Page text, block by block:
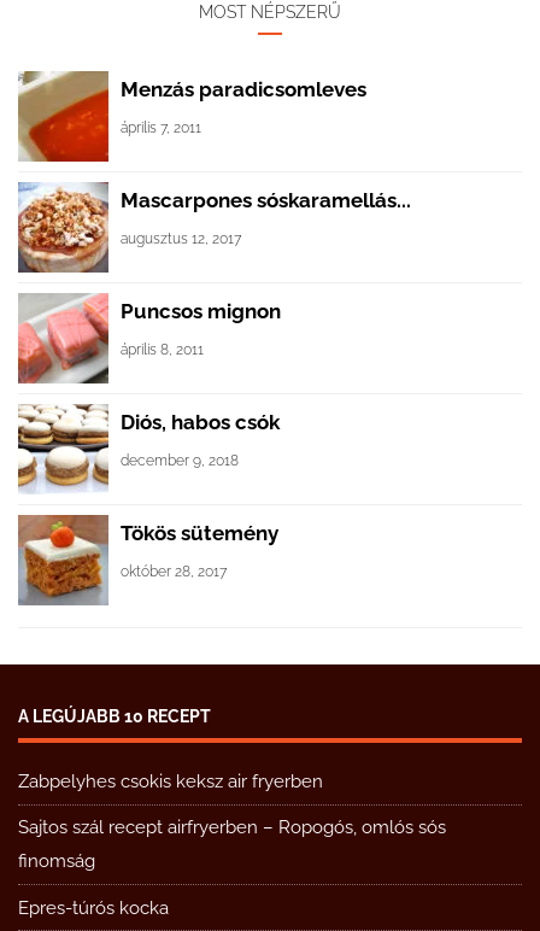
MOST NÉPSZERŰ
Menzás paradicsomleves
április 7, 2011
Mascarpones sóskaramellás...
augusztus 12, 2017
Puncsos mignon
április 8, 2011
Diós, habos csók
december 9, 2018
Tökös sütemény
október 28, 2017
A LEGÚJABB 10 RECEPT
Zabpelyhes csokis keksz air fryerben
Sajtos szál recept airfryerben – Ropogós, omlós sós
finomság
Epres-túrós kocka